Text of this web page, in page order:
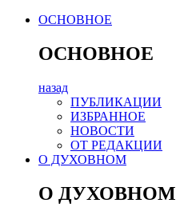
ОСНОВНОЕ
ОСНОВНОЕ
назад
ПУБЛИКАЦИИ
ИЗБРАННОЕ
НОВОСТИ
ОТ РЕДАКЦИИ
О ДУХОВНОМ
О ДУХОВНОМ